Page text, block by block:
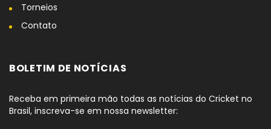
Torneios
Contato
BOLETIM DE NOTÍCIAS
Receba em primeira mão todas as notícias do Cricket no
Brasil, inscreva-se em nossa newsletter: